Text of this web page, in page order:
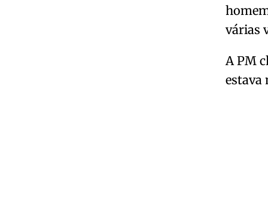
várias
A PM
estava